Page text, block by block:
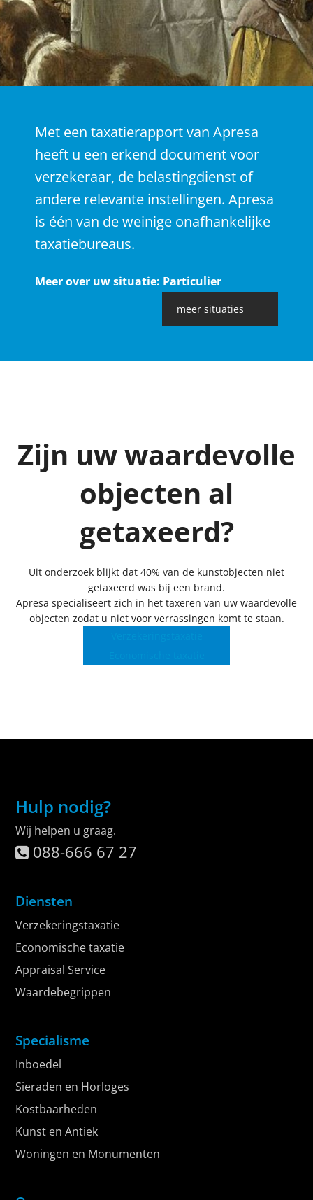
Met een taxatierapport van Apresa
heeft u een erkend document voor
verzekeraar, de belastingdienst of
andere relevante instellingen. Apresa
is één van de weinige onafhankelijke
taxatiebureaus.
Meer over uw situatie: Particulier
meer situaties
Zijn uw waardevolle
objecten al
getaxeerd?
Uit onderzoek blijkt dat 40% van de kunstobjecten niet
getaxeerd was bij een brand.
Apresa specialiseert zich in het taxeren van uw waardevolle
objecten zodat u niet voor verrassingen komt te staan.
Hulp nodig?
Wij helpen u graag.
088-666 67 27
Diensten
Verzekeringstaxatie
Economische taxatie
Appraisal Service
Waardebegrippen
Specialisme
Inboedel
Sieraden en Horloges
Kostbaarheden
Kunst en Antiek
Woningen en Monumenten